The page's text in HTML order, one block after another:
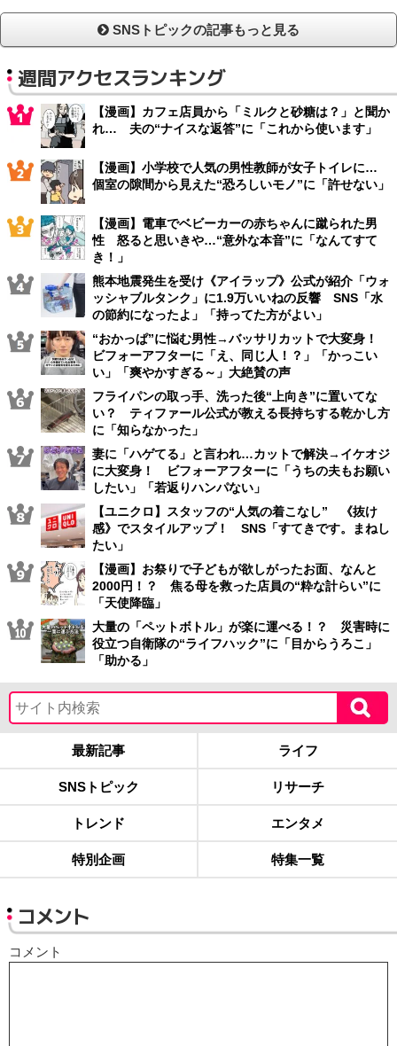
SNSトピックの記事もっと見る
週間アクセスランキング
【漫画】カフェ店員から「ミルクと砂糖は？」と聞か
れ… 夫の“ナイスな返答”に「これから使います」
【漫画】小学校で人気の男性教師が女子トイレに…
個室の隙間から見えた“恐ろしいモノ”に「許せない」
【漫画】電車でベビーカーの赤ちゃんに蹴られた男
性 怒ると思いきや…“意外な本音”に「なんてすて
き！」
熊本地震発生を受け《アイラップ》公式が紹介「ウォ
ッシャブルタンク」に1.9万いいねの反響 SNS「水
の節約になったよ」「持ってた方がよい」
“おかっぱ”に悩む男性→バッサリカットで大変身！
ビフォーアフターに「え、同じ人！？」「かっこい
い」「爽やかすぎる～」大絶賛の声
フライパンの取っ手、洗った後“上向き”に置いてな
い？ ティファール公式が教える長持ちする乾かし方
に「知らなかった」
妻に「ハゲてる」と言われ…カットで解決→イケオジ
に大変身！ ビフォーアフターに「うちの夫もお願い
したい」「若返りハンパない」
【ユニクロ】スタッフの“人気の着こなし” 《抜け
感》でスタイルアップ！ SNS「すてきです。まねし
たい」
【漫画】お祭りで子どもが欲しがったお面、なんと
2000円！？ 焦る母を救った店員の“粋な計らい”に
「天使降臨」
大量の「ペットボトル」が楽に運べる！？ 災害時に
役立つ自衛隊の“ライフハック”に「目からうろこ」
「助かる」
最新記事 ライフ
SNSトピック リサーチ
トレンド エンタメ
特別企画 特集一覧
コメント
コメント